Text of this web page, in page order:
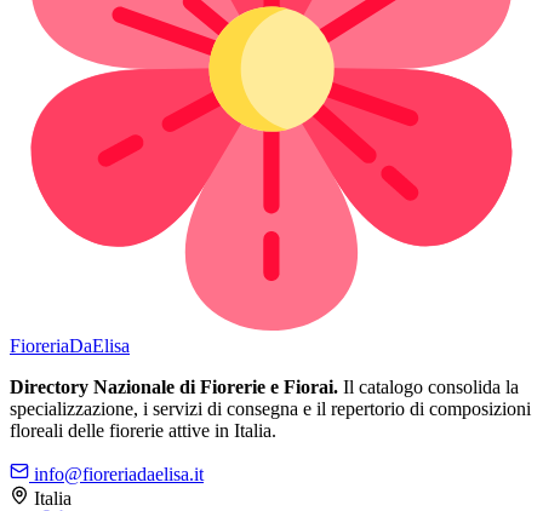
FioreriaDaElisa
Directory Nazionale di Fiorerie e Fiorai. Il catalogo consolida la
specializzazione, i servizi di consegna e il repertorio di composizioni
floreali delle fiorerie attive in Italia.
info@fioreriadaelisa.it
Italia